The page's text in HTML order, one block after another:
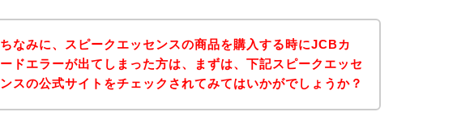
ちなみに、スピークエッセンスの商品を購入する時にJCBカ
ードエラーが出てしまった方は、まずは、下記スピークエッセ
ンスの公式サイトをチェックされてみてはいかがでしょうか？